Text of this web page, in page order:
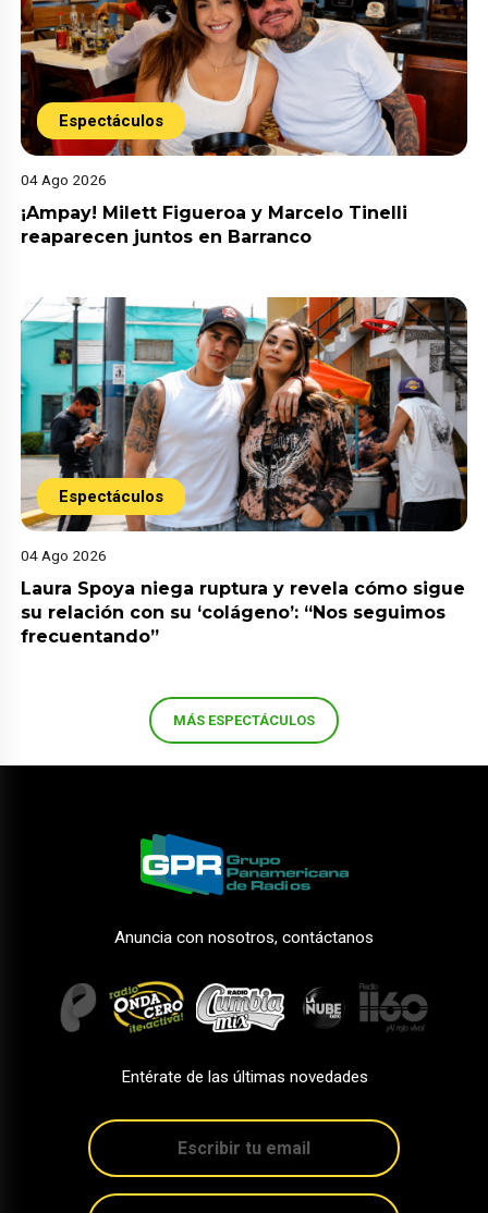
Espectáculos
04 Ago 2026
¡Ampay! Milett Figueroa y Marcelo Tinelli
reaparecen juntos en Barranco
Espectáculos
04 Ago 2026
Laura Spoya niega ruptura y revela cómo sigue
su relación con su ‘colágeno’: “Nos seguimos
frecuentando”
MÁS ESPECTÁCULOS
Anuncia con nosotros, contáctanos
Entérate de las últimas novedades